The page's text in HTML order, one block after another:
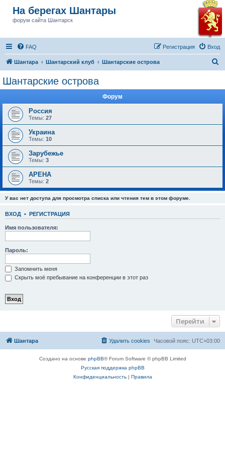
На берегах Шантары
форум сайта Шантарск
FAQ Вход
Регистрация
Шантара Шантарский клуб Шантарские острова
Шантарские острова
Форум
Россия
Темы: 27
Украина
Темы: 10
Зарубежье
Темы: 3
АРЕНА
Темы: 2
У вас нет доступа для просмотра списка или чтения тем в этом форуме.
ВХОД • РЕГИСТРАЦИЯ
Имя пользователя:
Пароль:
Запомнить меня
Скрыть моё пребывание на конференции в этот раз
Перейти
Шантара Часовой пояс: UTC+03:00
Удалить cookies
Создано на основе phpBB® Forum Software © phpBB Limited
Русская поддержка phpBB
Конфиденциальность| Правила